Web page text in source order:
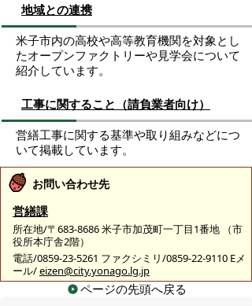
地域との連携
米子市内の高校や高等教育機関を対象とし
たオープンファクトリーや見学会について
紹介しています。
工事に関すること（請負業者向け）
営繕工事に関する基準や取り組みなどにつ
いて掲載しています。
お問い合わせ先
営繕課
所在地/〒683-8686 米子市加茂町一丁目1番地 （市
役所本庁舎2階）
電話/0859-23-5261 ファクシミリ/0859-22-9110 Eメ
ール/eizen@city.yonago.lg.jp
ページの先頭へ戻る